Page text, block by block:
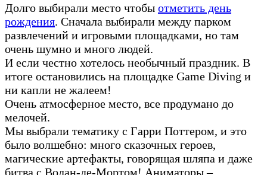
Долго выбирали место чтобы отметить день
рождения. Сначала выбирали между парком
развлечений и игровыми площадками, но там
очень шумно и много людей.
И если честно хотелось необычный праздник. В
итоге остановились на площадке Game Diving и
ни капли не жалеем!
Очень атмосферное место, все продумано до
мелочей.
Мы выбрали тематику c Гарри Поттером, и это
было волшебно: много сказочных героев,
магические артефакты, говорящая шляпа и даже
битва с Волан-де-Мортом! Аниматоры –